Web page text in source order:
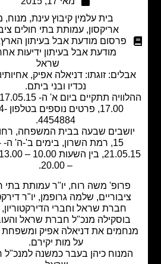
בית עלמין קיבוץ עינת,מנוח,מקאן
,עמותת בתי חולים ציבוריים,
פרסום מודעת אבל בעיתון הארץ,פרסום
מודעת אבל בעיתון ידיעות אחרונות,
זוגתו: דניאלה אפיק, אחיותיו, ילדיו,
נכדיו ובני ביתם.
ההלוויה תתקיים ביום א' ה- 17.05.15, בשעה
17.00, פרטים נוספים בטלפון 054-
4454884.
שבעה בבית המשפחה, רחוב איה
15, רמת השרון, בימים ב'-ה' ה- 18-
21.05.15, בין השעות 10.00 – 13.00, 16.00
משה רוח, יו"ר עמותת בתי חולים
שלמה גרופמן, יו"ר דירקטוריון
חברת שראל וחברי הדירקטוריון, אבי
בוסקילה מנכ"ל חברת שראל והעובדים
את דניאלה אפיק ומשפחת רייכרט
על מות יקירם.
כיהן בעבר כמשנה למנכ"ל חברת